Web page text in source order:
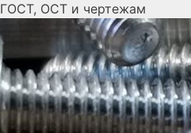
ГОСТ, ОСТ и чертежам